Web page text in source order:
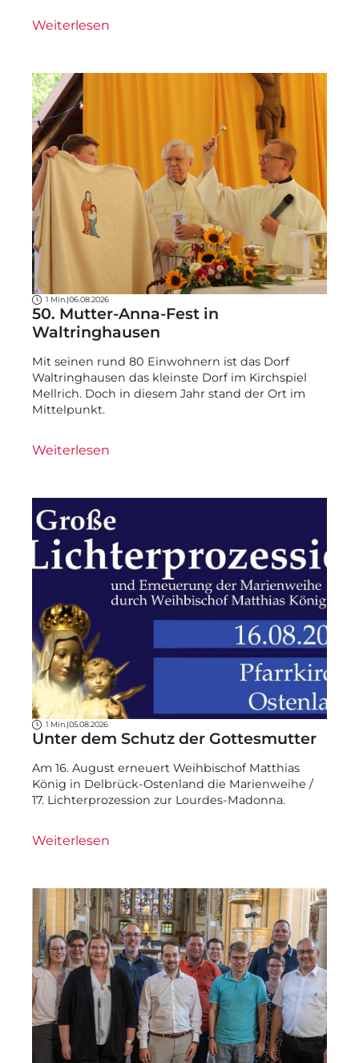
Weiterlesen
1 Min.| 06.08.2026
50. Mutter-Anna-Fest in
Waltringhausen
Mit seinen rund 80 Einwohnern ist das Dorf
Waltringhausen das kleinste Dorf im Kirchspiel
Mellrich. Doch in diesem Jahr stand der Ort im
Mittelpunkt.
Weiterlesen
1 Min. |05.08.2026
Unter dem Schutz der Gottesmutter
Am 16. August erneuert Weihbischof Matthias
König in Delbrück-Ostenland die Marienweihe /
17. Lichterprozession zur Lourdes-Madonna.
Weiterlesen